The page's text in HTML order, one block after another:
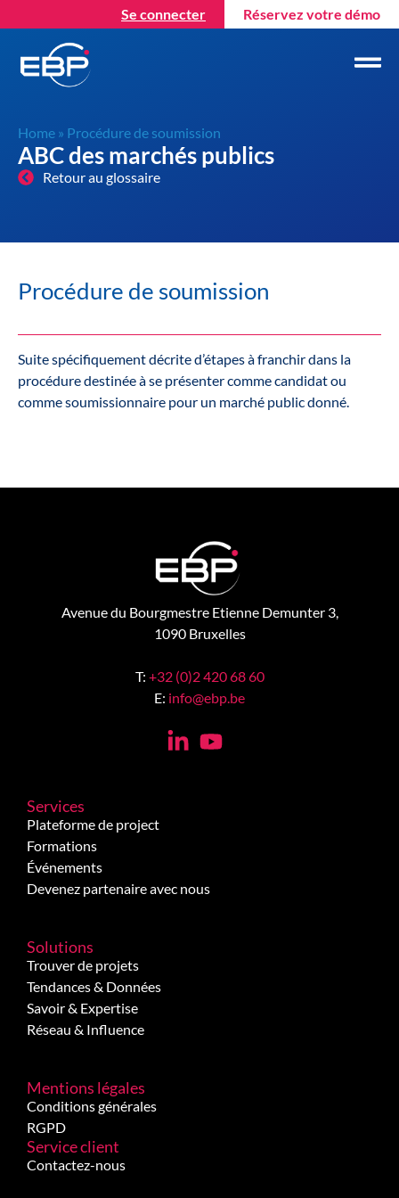
Se connecter Réservez votre démo
Home » Procédure de soumission
ABC des marchés publics
Retour au glossaire
Procédure de soumission
Suite spécifiquement décrite d’étapes à franchir dans la
procédure destinée à se présenter comme candidat ou
comme soumissionnaire pour un marché public donné.
Avenue du Bourgmestre Etienne Demunter 3,
1090 Bruxelles
T: +32 (0)2 420 68 60
E: info@ebp.be
Services
Plateforme de project
Formations
Événements
Devenez partenaire avec nous
Solutions
Trouver de projets
Tendances & Données
Savoir & Expertise
Réseau & Influence
Mentions légales
Conditions générales
RGPD
Service client
Contactez-nous